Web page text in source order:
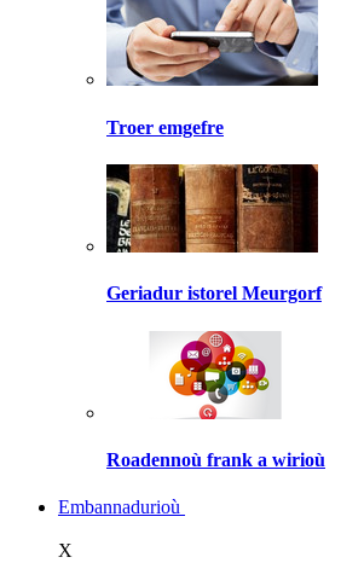
Troer emgefre
Geriadur istorel Meurgorf
Roadennoù frank a wirioù
Embannadurioù
X